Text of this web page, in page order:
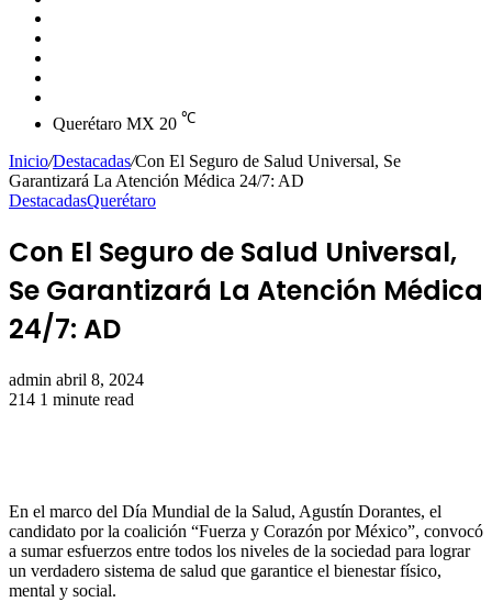
Querétaro MX 20 ℃
Inicio/Destacadas/Con El Seguro de Salud Universal, Se
Garantizará La Atención Médica 24/7: AD
DestacadasQuerétaro
Con El Seguro de Salud Universal,
Se Garantizará La Atención Médica
24/7: AD
admin Send
an
abril 8, 2024
214 1 minute read
En el marco del Día Mundial de la Salud, Agustín Dorantes, el
candidato por la coalición “Fuerza y Corazón por México”, convocó
a sumar esfuerzos entre todos los niveles de la sociedad para lograr
un verdadero sistema de salud que garantice el bienestar físico,
mental y social.